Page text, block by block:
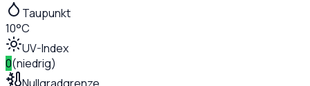
Taupunkt
10°C
UV-Index
0(niedrig)